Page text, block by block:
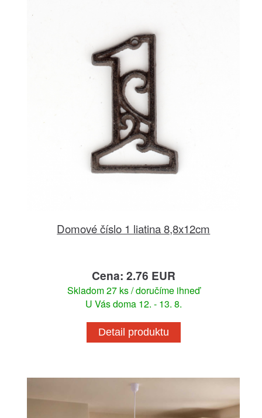
Domové číslo 1 liatina 8,8x12cm
Cena: 2.76 EUR
Skladom 27 ks / doručíme ihneď
U Vás doma 12. - 13. 8.
Detail produktu